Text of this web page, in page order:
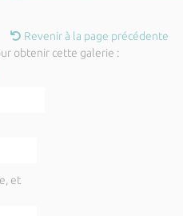
Revenir à la page précédente
obtenir cette galerie :
et